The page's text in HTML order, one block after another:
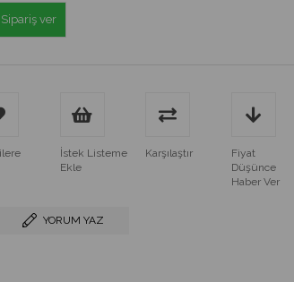
ver
İstek Listeme
Ekle
Karşılaştır
Fiyat
Düşünce
Haber Ver
YORUM YAZ